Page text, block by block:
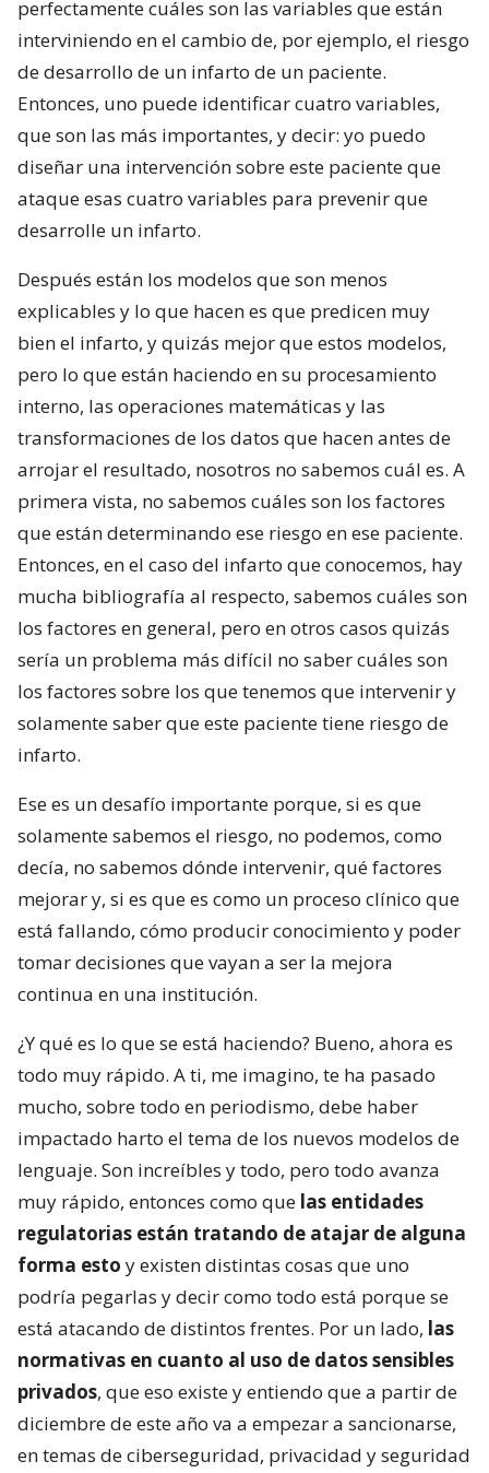
perfectamente cuáles son las variables que están
interviniendo en el cambio de, por ejemplo, el riesgo
de desarrollo de un infarto de un paciente.
Entonces, uno puede identificar cuatro variables,
que son las más importantes, y decir: yo puedo
diseñar una intervención sobre este paciente que
ataque esas cuatro variables para prevenir que
desarrolle un infarto.
Después están los modelos que son menos
explicables y lo que hacen es que predicen muy
bien el infarto, y quizás mejor que estos modelos,
pero lo que están haciendo en su procesamiento
interno, las operaciones matemáticas y las
transformaciones de los datos que hacen antes de
arrojar el resultado, nosotros no sabemos cuál es. A
primera vista, no sabemos cuáles son los factores
que están determinando ese riesgo en ese paciente.
Entonces, en el caso del infarto que conocemos, hay
mucha bibliografía al respecto, sabemos cuáles son
los factores en general, pero en otros casos quizás
sería un problema más difícil no saber cuáles son
los factores sobre los que tenemos que intervenir y
solamente saber que este paciente tiene riesgo de
infarto.
Ese es un desafío importante porque, si es que
solamente sabemos el riesgo, no podemos, como
decía, no sabemos dónde intervenir, qué factores
mejorar y, si es que es como un proceso clínico que
está fallando, cómo producir conocimiento y poder
tomar decisiones que vayan a ser la mejora
continua en una institución.
¿Y qué es lo que se está haciendo? Bueno, ahora es
todo muy rápido. A ti, me imagino, te ha pasado
mucho, sobre todo en periodismo, debe haber
impactado harto el tema de los nuevos modelos de
lenguaje. Son increíbles y todo, pero todo avanza
muy rápido, entonces como que las entidades
regulatorias están tratando de atajar de alguna
forma esto y existen distintas cosas que uno
podría pegarlas y decir como todo está porque se
está atacando de distintos frentes. Por un lado, las
normativas en cuanto al uso de datos sensibles
privados, que eso existe y entiendo que a partir de
diciembre de este año va a empezar a sancionarse,
en temas de ciberseguridad, privacidad y seguridad